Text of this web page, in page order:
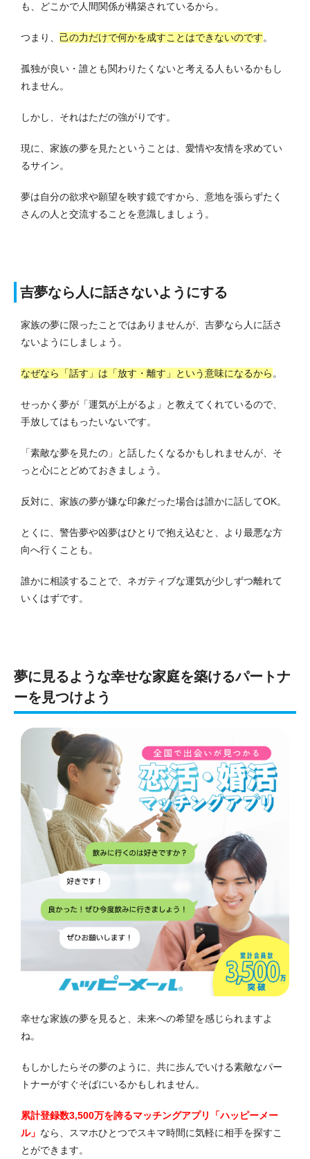
も、どこかで人間関係が構築されているから。
つまり、 己の力だけで何かを成すことはできないのです。
孤独が良い・誰とも関わりたくないと考える人もいるかもし
れません。
しかし、それはただの強がりです。
現に、家族の夢を見たということは、愛情や友情を求めてい
るサイン。
夢は自分の欲求や願望を映す鏡ですから、意地を張らずたく
さんの人と交流することを意識しましょう。
吉夢なら人に話さないようにする
家族の夢に限ったことではありませんが、吉夢なら人に話さ
ないようにしましょう。
なぜなら「話す」は「放す・離す」という意味になるから。
せっかく夢が「運気が上がるよ」と教えてくれているので、
手放してはもったいないです。
「素敵な夢を見たの」と話したくなるかもしれませんが、そ
っと心にとどめておきましょう。
反対に、家族の夢が嫌な印象だった場合は誰かに話してOK。
とくに、警告夢や凶夢はひとりで抱え込むと、より最悪な方
向へ行くことも。
誰かに相談することで、ネガティブな運気が少しずつ離れて
いくはずです。
夢に見るような幸せな家庭を築けるパートナ
ーを見つけよう
幸せな家族の夢を見ると、未来への希望を感じられますよ
ね。
もしかしたらその夢のように、共に歩んでいける素敵なパー
トナーがすぐそばにいるかもしれません。
累計登録数3,500万を誇るマッチングアプリ「ハッピーメー
ル」 なら、スマホひとつでスキマ時間に気軽に相手を探すこ
とができます。